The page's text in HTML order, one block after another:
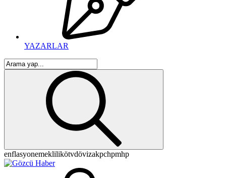
YAZARLAR
enflasyonemeklilikötvdövizakpchpmhp